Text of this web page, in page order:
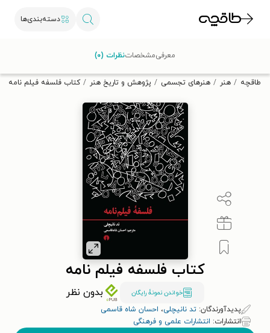
دسته‌بندی‌ها
تخفیف از طاقچه دریافت کن.
طاقچه هنر هنرهای تجسمی پژوهش و تاریخ هنر کتاب فلسفه فیلم نامه
کتاب فلسفه فیلم نامه
خواندن نمونۀ رایگان بدون نظر
پدیدآورندگان: تد نانیچلی، احسان شاه قاسمی
انتشارات: انتشارات علمی و فرهنگی
معرفیمشخصاتنظرات (۰)